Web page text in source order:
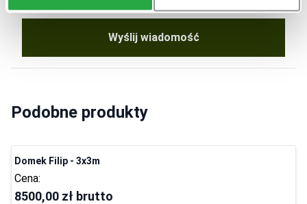
Wyślij wiadomość
Podobne produkty
Domek Filip - 3x3m
Cena:
8500,00 zł brutto